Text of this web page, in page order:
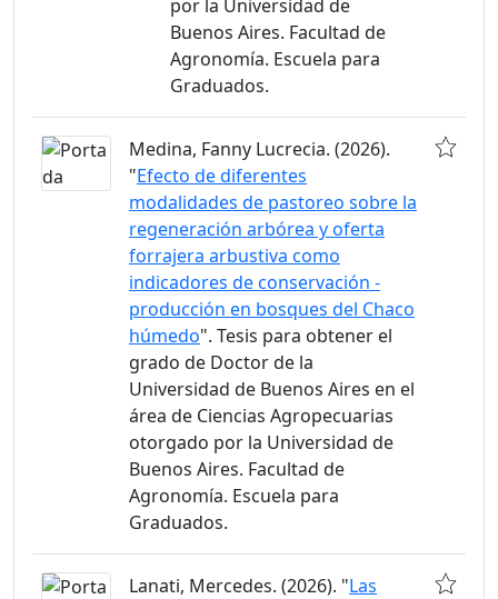
por la Universidad de
Buenos Aires. Facultad de
Agronomía. Escuela para
Graduados.
Medina, Fanny Lucrecia. (2026).
"Efecto de diferentes
modalidades de pastoreo sobre la
regeneración arbórea y oferta
forrajera arbustiva como
indicadores de conservación -
producción en bosques del Chaco
húmedo". Tesis para obtener el
grado de Doctor de la
Universidad de Buenos Aires en el
área de Ciencias Agropecuarias
otorgado por la Universidad de
Buenos Aires. Facultad de
Agronomía. Escuela para
Graduados.
Lanati, Mercedes. (2026). "Las